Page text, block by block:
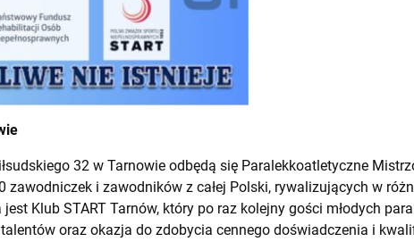
32 w Tarnowie odbędą się Paralekkoatletyczne
i zawodników z całej Polski, rywalizujących w
Klub START Tarnów, który po raz kolejny gości młodych
oraz okazja do zdobycia cennego doświadczenia i